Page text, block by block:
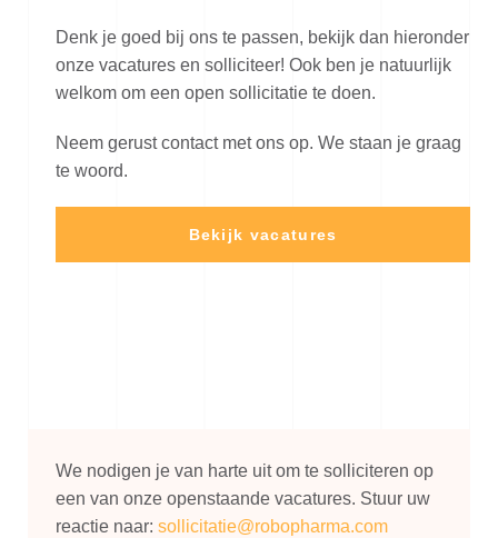
Denk je goed bij ons te passen, bekijk dan hieronder
onze vacatures en solliciteer! Ook ben je natuurlijk
welkom om een open sollicitatie te doen.
Neem gerust contact met ons op. We staan je graag
te woord.
Bekijk vacatures
We nodigen je van harte uit om te solliciteren op
een van onze openstaande vacatures. Stuur uw
reactie naar: sollicitatie@robopharma.com